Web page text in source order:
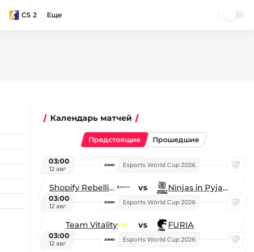
CS 2 Еще
Календарь матчей
Предстоящие Прошедшие
03:00
12 авг
Esports World Cup 2026
Shopify Rebellion vs Ninjas in Pyjamas
03:00
12 авг
Esports World Cup 2026
Team Vitality vs FURIA
03:00
12 авг
Esports World Cup 2026